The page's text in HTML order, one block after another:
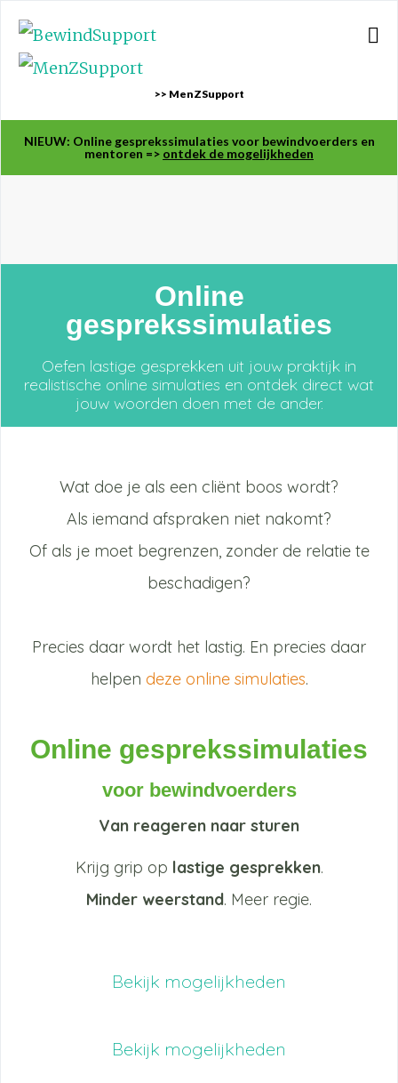
>> MenZSupport
NIEUW: Online gesprekssimulaties voor bewindvoerders en
mentoren => ontdek de mogelijkheden
Online
gesprekssimulaties
Oefen lastige gesprekken uit jouw praktijk in
realistische online simulaties en ontdek direct wat
jouw woorden doen met de ander.
Wat doe je als een cliënt boos wordt?
Als iemand afspraken niet nakomt?
Of als je moet begrenzen, zonder de relatie te
beschadigen?
Precies daar wordt het lastig. En precies daar
helpen deze online simulaties.
Online gesprekssimulaties
voor bewindvoerders
Van reageren naar sturen
Krijg grip op lastige gesprekken.
Minder weerstand. Meer regie.
Bekijk mogelijkheden
Bekijk mogelijkheden